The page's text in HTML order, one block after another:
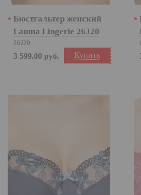
Бюстгальтер женский
Lauma Lingerie 26J20
26J20
Купить
3 599.00 руб.